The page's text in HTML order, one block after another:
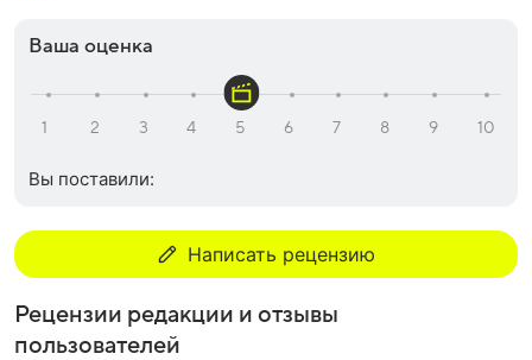
Ваша оценка
Вы поставили:
Написать рецензию
Рецензии редакции и отзывы
пользователей